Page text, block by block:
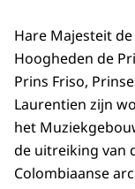
Hare Majesteit
Hoogheden de
Prins Friso,
Laurentien zijn
het
de uitreiking van
Colombiaanse